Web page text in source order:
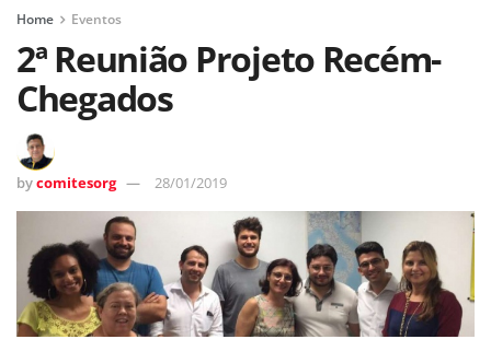
Home Eventos
2ª Reunião Projeto Recém-
Chegados
bycomitesorg 28/01/2019